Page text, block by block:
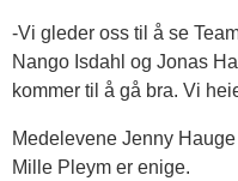
-Vi gleder oss til å se
Nango Isdahl og Jonas
kommer til å gå bra. Vi
Medelevene Jenny
Mille Pleym er enige.